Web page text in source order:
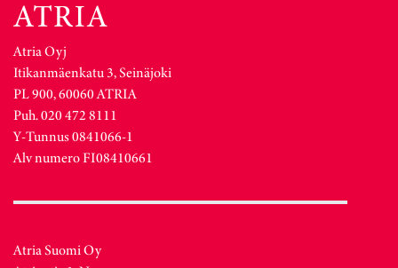
Atria Oyj
Itikanmäenkatu 3, Seinäjoki
PL 900, 60060 ATRIA
Puh. 020 472 8111
Y-Tunnus 0841066-1
Alv numero FI08410661
Atria Suomi Oy